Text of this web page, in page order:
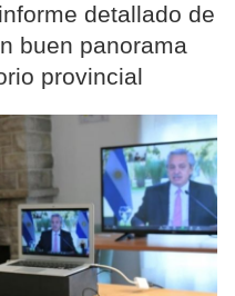
detallado de
buen panorama
provincial